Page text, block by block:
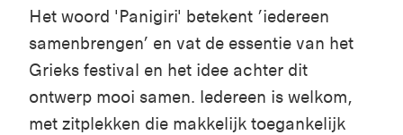
Het woord 'Panigiri' betekent ’iedereen
samenbrengen’ en vat de essentie van het
Grieks festival en het idee achter dit
ontwerp mooi samen. Iedereen is welkom,
met zitplekken die makkelijk toegankelijk